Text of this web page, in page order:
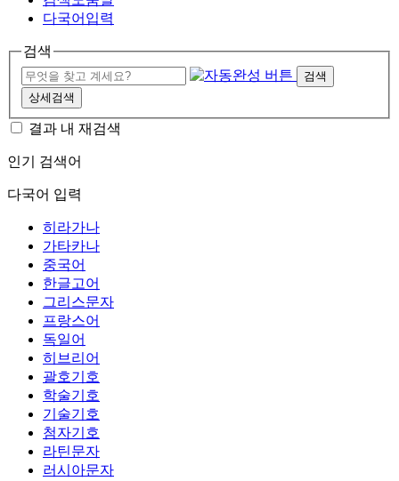
다국어입력
검색
검색
상세검색
결과 내 재검색
인기 검색어
다국어 입력
히라가나
가타카나
중국어
한글고어
그리스문자
프랑스어
독일어
히브리어
괄호기호
학술기호
기술기호
첨자기호
라틴문자
러시아문자